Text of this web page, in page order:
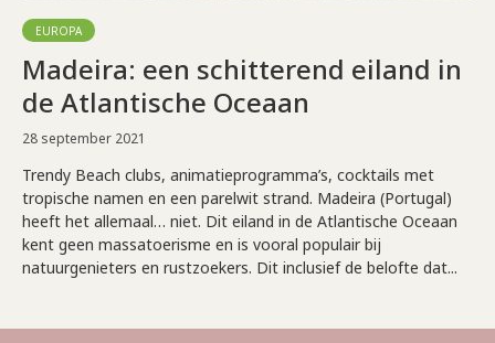
EUROPA
Madeira: een schitterend eiland in
de Atlantische Oceaan
28 september 2021
Trendy Beach clubs, animatieprogramma’s, cocktails met
tropische namen en een parelwit strand. Madeira (Portugal)
heeft het allemaal… niet. Dit eiland in de Atlantische Oceaan
kent geen massatoerisme en is vooral populair bij
natuurgenieters en rustzoekers. Dit inclusief de belofte dat...